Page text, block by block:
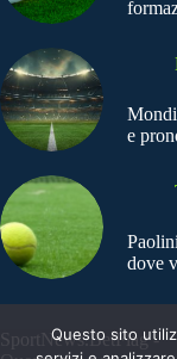
e
dove
SportNews.BetFlag -
Questo sito